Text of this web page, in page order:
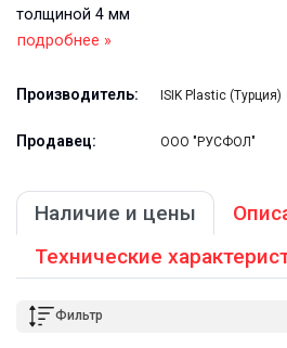
толщиной 4 мм
подробнее »
Производитель: ISIK Plastic (Турция)
Продавец: ООО "РУСФОЛ"
Наличие и цены
Технические
Фильтр